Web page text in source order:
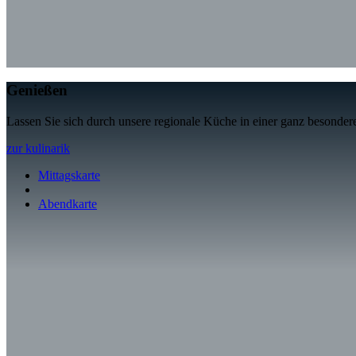
Genießen
Lassen Sie sich durch unsere regionale Küche in einer ganz
zur kulinarik
Mittagskarte
Abendkarte